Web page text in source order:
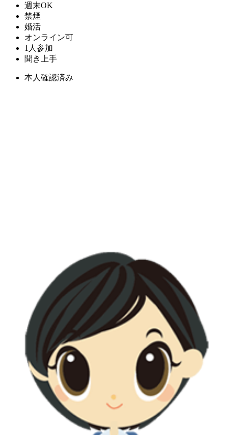
週末OK
禁煙
婚活
オンライン可
1人参加
聞き上手
本人確認済み